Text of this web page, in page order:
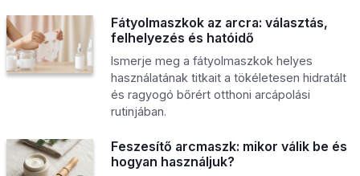
Fátyolmaszkok az arcra: választás,
felhelyezés és hatóidő
Ismerje meg a fátyolmaszkok helyes
használatának titkait a tökéletesen hidratált
és ragyogó bőrért otthoni arcápolási
rutinjában.
Feszesítő arcmaszk: mikor válik be és
hogyan használjuk?